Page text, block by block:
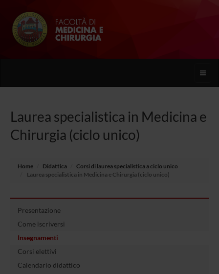
Toggle
Laurea specialistica in Medicina e
Chirurgia (ciclo unico)
Home Didattica
Corsi di laurea specialistica a ciclo unico
Laurea specialistica in Medicina e Chirurgia (ciclo unico)
Presentazione
Come iscriversi
Insegnamenti
Corsi elettivi
Calendario didattico